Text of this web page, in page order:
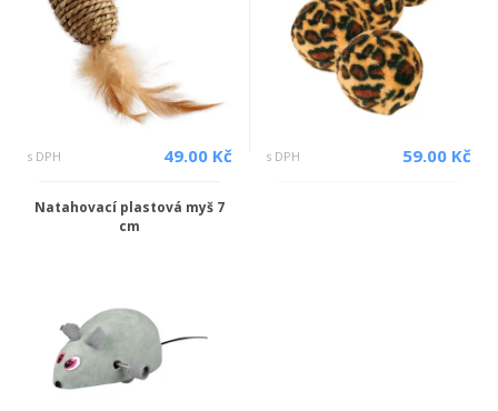
s DPH 49.00 Kč s DPH 59.00 Kč
Natahovací plastová myš 7
cm